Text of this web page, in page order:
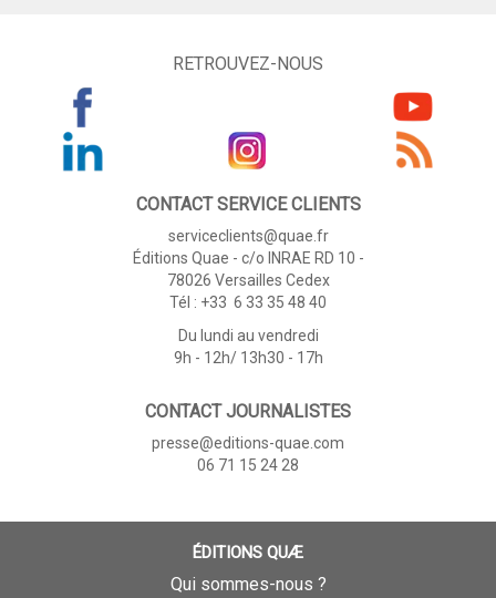
RETROUVEZ-NOUS
CONTACT SERVICE CLIENTS
serviceclients@quae.fr
Éditions Quae - c/o INRAE RD 10 -
78026 Versailles Cedex
Tél : +33 6 33 35 48 40
Du lundi au vendredi
9h - 12h/ 13h30 - 17h
CONTACT JOURNALISTES
presse@editions-quae.com
06 71 15 24 28
ÉDITIONS QUÆ
Qui sommes-nous ?